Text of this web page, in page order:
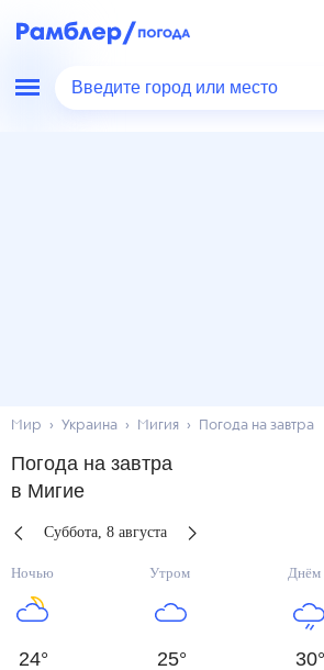
Введите город или место
Мир Украина Мигия Погода на завтра
Погода на завтра
в Мигие
Суббота ,8августа
Ночью
24°
Утром
25°
Днём
30°